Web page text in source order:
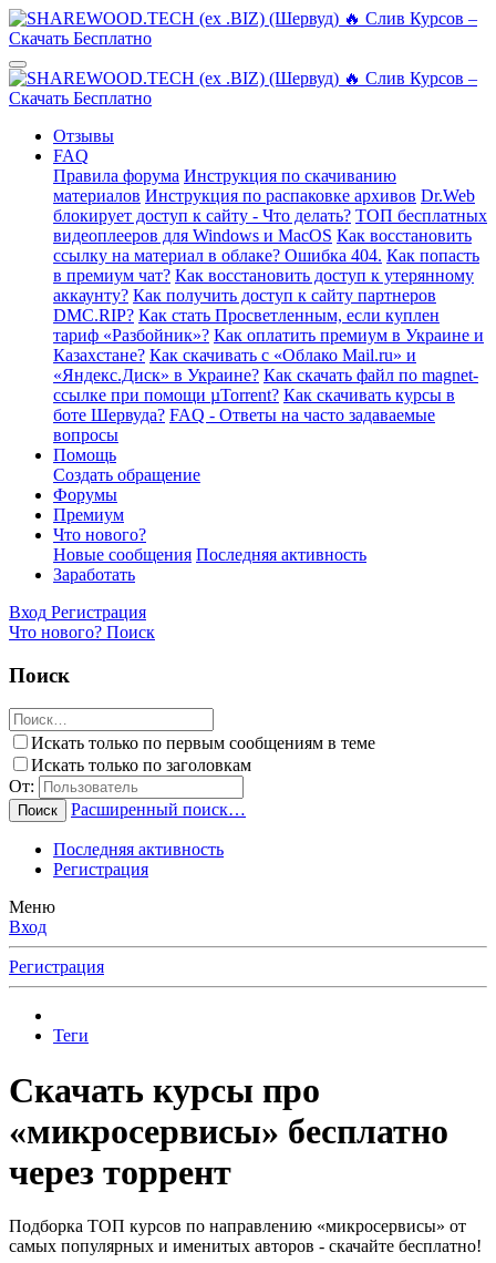
Отзывы
FAQ
Правила форума Инструкция по скачиванию
материалов Инструкция по распаковке архивов Dr.Web
блокирует доступ к сайту - Что делать? ТОП бесплатных
видеоплееров для Windows и MacOS Как восстановить
ссылку на материал в облаке? Ошибка 404. Как попасть
в премиум чат? Как восстановить доступ к утерянному
аккаунту? Как получить доступ к сайту партнеров
DMC.RIP? Как стать Просветленным, если куплен
тариф «Разбойник»? Как оплатить премиум в Украине и
Казахстане? Как скачивать с «Облако Mail.ru» и
«Яндекс.Диск» в Украине? Как скачать файл по magnet-
ссылке при помощи µTorrent? Как скачивать курсы в
боте Шервуда? FAQ - Ответы на часто задаваемые
вопросы
Помощь
Создать обращение
Форумы
Премиум
Что нового?
Новые сообщения Последняя активность
Заработать
Вход Регистрация
Что нового? Поиск
Поиск
Искать только по первым сообщениям в теме
Искать только по заголовкам
От:
Поиск Расширенный поиск…
Последняя активность
Регистрация
Меню
Вход
Регистрация
Теги
Скачать курсы про
«микросервисы» бесплатно
через торрент
Подборка ТОП курсов по направлению «микросервисы» от
самых популярных и именитых авторов - скачайте бесплатно!